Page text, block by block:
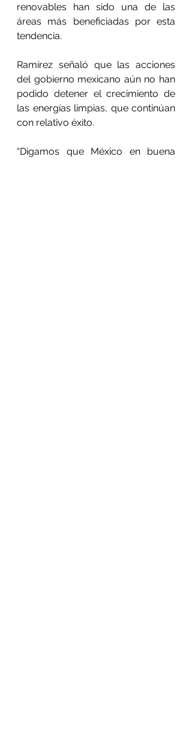
renovables han sido una de las
áreas más beneficiadas por esta
tendencia.
Ramírez señaló que las acciones
del gobierno mexicano aún no han
podido detener el crecimiento de
las energías limpias, que continúan
con relativo éxito.
“Digamos que México en buena